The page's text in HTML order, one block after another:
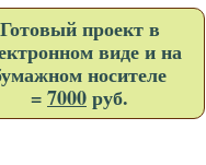
Готовый проект в
виде и на
носителе
=7000руб.